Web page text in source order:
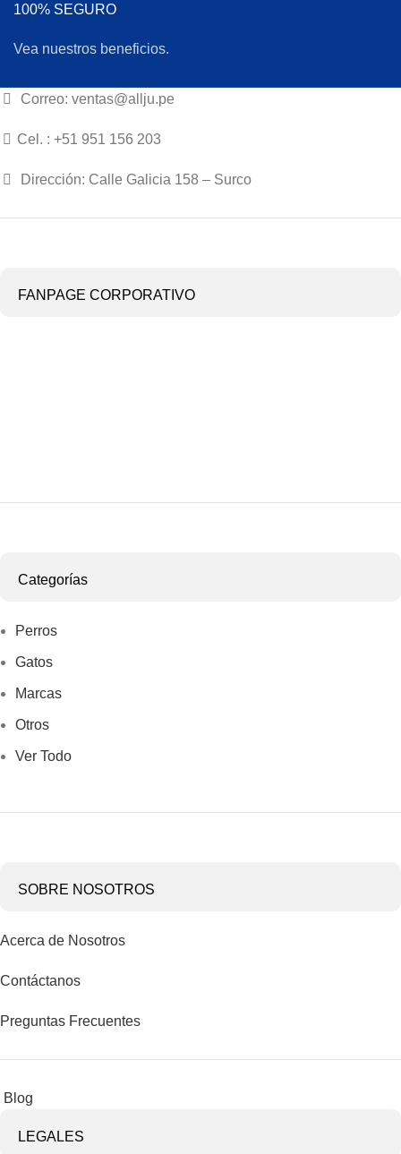
100% SEGURO
Vea nuestros beneficios.
Correo: ventas@allju.pe
Cel. : +51 951 156 203
Dirección: Calle Galicia 158 – Surco
FANPAGE CORPORATIVO
Categorías
Perros
Gatos
Marcas
Otros
Ver Todo
SOBRE NOSOTROS
Acerca de Nosotros
Contáctanos
Preguntas Frecuentes
Blog
LEGALES